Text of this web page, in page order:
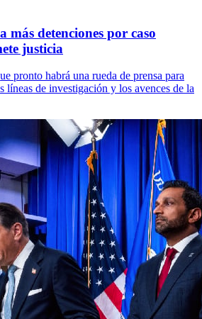
más detenciones por caso
justicia
pronto habrá una rueda de prensa para
líneas de investigación y los avences de la